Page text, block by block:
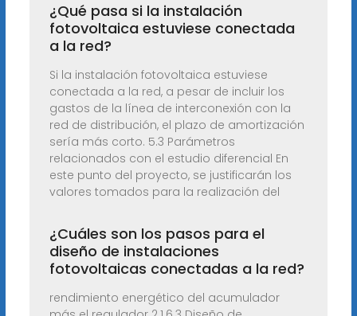
¿Qué pasa si la instalación
fotovoltaica estuviese conectada
a la red?
Si la instalación fotovoltaica estuviese
conectada a la red, a pesar de incluir los
gastos de la línea de interconexión con la
red de distribución, el plazo de amortización
sería más corto. 5.3 Parámetros
relacionados con el estudio diferencial En
este punto del proyecto, se justificarán los
valores tomados para la realización del
¿Cuáles son los pasos para el
diseño de instalaciones
fotovoltaicas conectadas a la red?
rendimiento energético del acumulador